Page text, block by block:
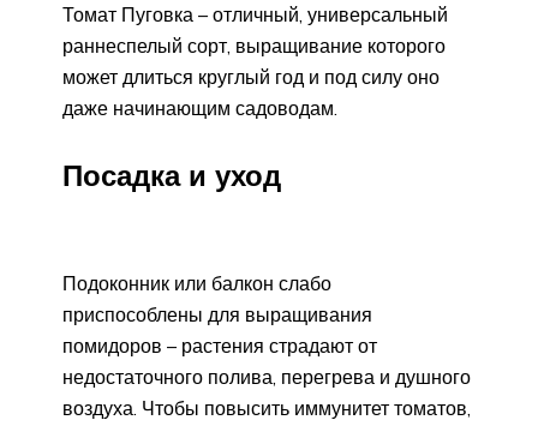
Томат Пуговка – отличный, универсальный
раннеспелый сорт, выращивание которого
может длиться круглый год и под силу оно
даже начинающим садоводам.
Посадка и уход
Подоконник или балкон слабо
приспособлены для выращивания
помидоров – растения страдают от
недостаточного полива, перегрева и душного
воздуха. Чтобы повысить иммунитет томатов,